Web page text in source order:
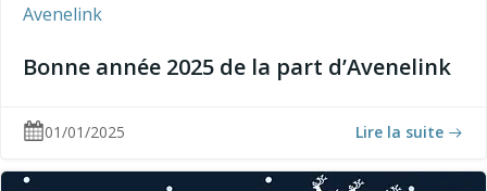
Avenelink
Bonne année 2025 de la part d’Avenelink
01/01/2025 Lire la suite